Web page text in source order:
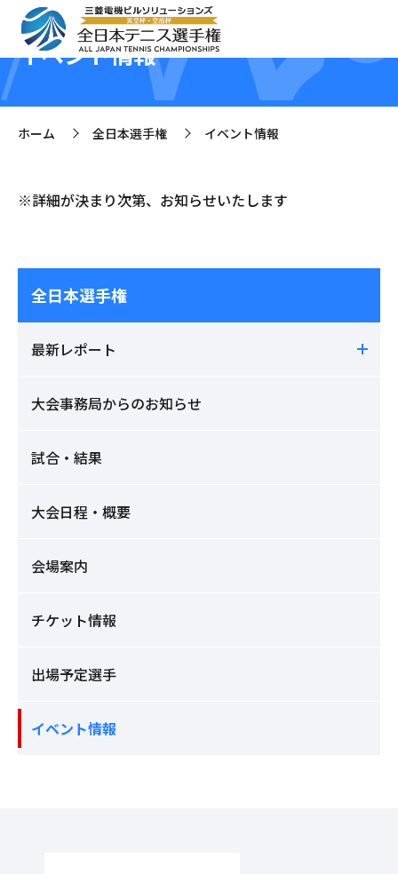
イベント情報
ホーム >
全日本選手権 >
イベント情報
※詳細が決まり次第、お知らせいたします
全日本選手権
最新レポート
大会事務局からのお知らせ
試合・結果
大会日程・概要
会場案内
チケット情報
出場予定選手
イベント情報